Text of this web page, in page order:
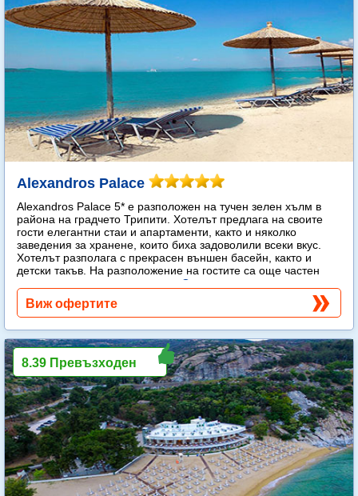
Alexandros Palace
Alexandros Palace 5* e разположен на тучен зелен хълм в
района на градчето Трипити. Хотелът предлага на своите
гости елегантни стаи и апартаменти, както и няколко
заведения за хранене, които биха задоволили всеки вкус.
Хотелът разполага с прекрасен външен басейн, както и
детски такъв. На разположение на гостите са още частен
Още...
Виж офертите
8.39 Превъзходен